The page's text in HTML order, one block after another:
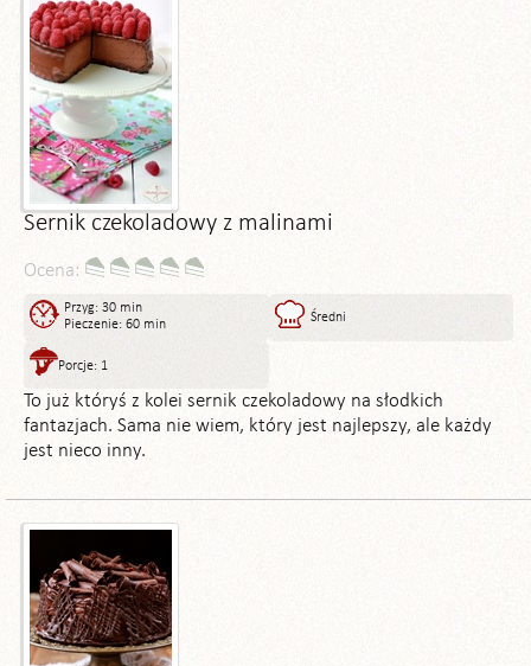
Sernik czekoladowy z malinami
Ocena:
Przyg: 30 min
Pieczenie: 60 min
Średni
Porcje: 1
To już któryś z kolei sernik czekoladowy na słodkich
fantazjach. Sama nie wiem, który jest najlepszy, ale każdy
jest nieco inny.